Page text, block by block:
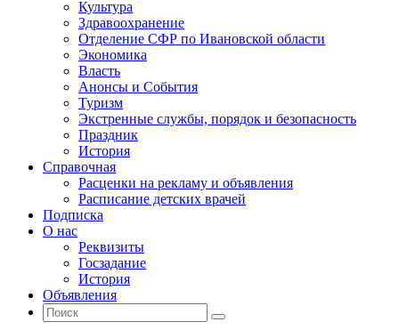
Культура
Здравоохранение
Отделение СФР по Ивановской области
Экономика
Власть
Анонсы и События
Туризм
Экстренные службы, порядок и безопасность
Праздник
История
Справочная
Расценки на рекламу и объявления
Расписание детских врачей
Подписка
О нас
Реквизиты
Госзадание
История
Объявления
Поиск
Искать:
Поиск